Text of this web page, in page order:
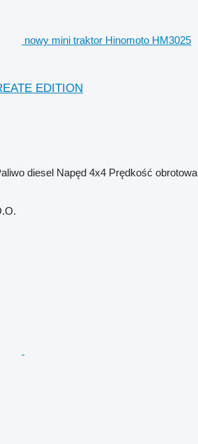
nowy mini traktor Hinomoto HM3025
EDITION
diesel Napęd 4x4 Prędkość obrotowa